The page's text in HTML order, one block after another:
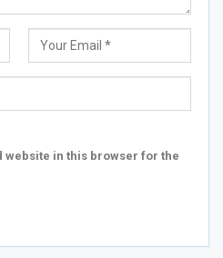
website in this browser for the